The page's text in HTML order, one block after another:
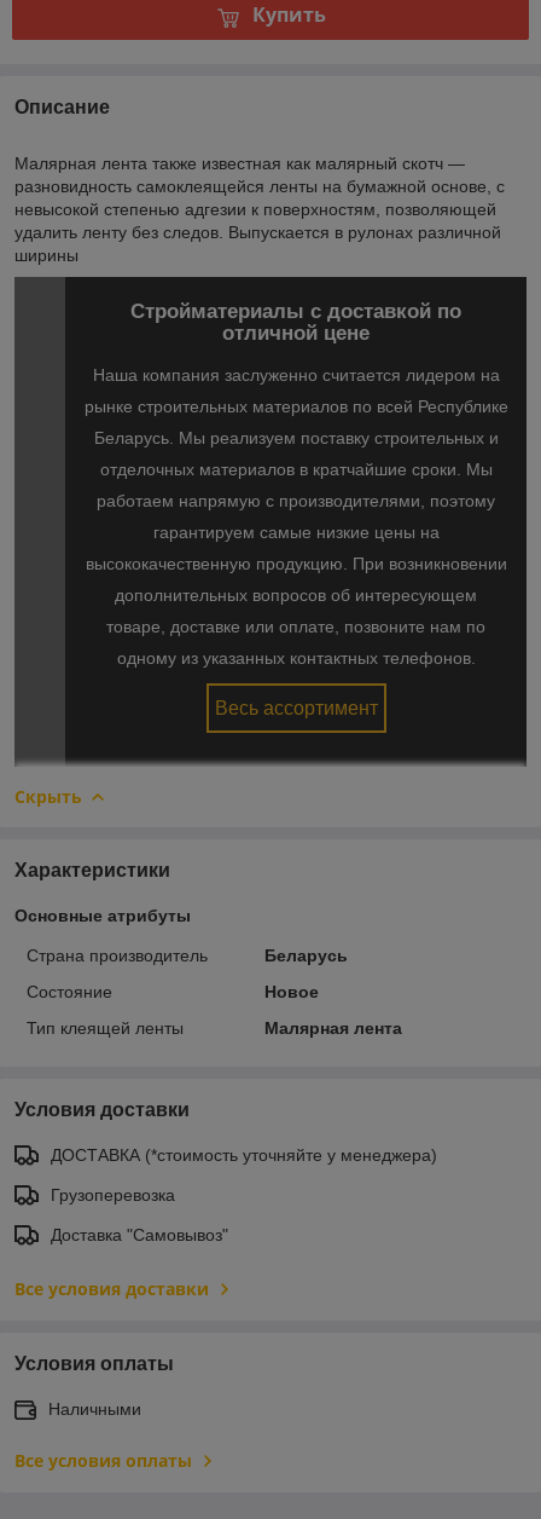
Купить
Описание
Малярная лента также известная как малярный скотч —
разновидность самоклеящейся ленты на бумажной основе, с
невысокой степенью адгезии к поверхностям, позволяющей
удалить ленту без следов. Выпускается в рулонах различной
ширины
Стройматериалы с доставкой по
отличной цене
Наша компания заслуженно считается лидером на
рынке строительных материалов по всей Республике
Беларусь. Мы реализуем поставку строительных и
отделочных материалов в кратчайшие сроки. Мы
работаем напрямую с производителями, поэтому
гарантируем самые низкие цены на
высококачественную продукцию. При возникновении
дополнительных вопросов об интересующем
товаре, доставке или оплате, позвоните нам по
одному из указанных контактных телефонов.
Весь ассортимент
Скрыть
Характеристики
Основные атрибуты
Страна производитель
Беларусь
Состояние
Новое
Тип клеящей ленты
Малярная лента
Условия доставки
ДОСТАВКА (*стоимость уточняйте у менеджера)
Грузоперевозка
Доставка "Самовывоз"
Все условия доставки
Условия оплаты
Наличными
Все условия оплаты